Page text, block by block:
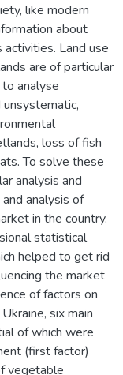
like modern
about
Land use
are of particular
analyse
loss of fish
To solve these
analysis and
analysis of
in the country.
statistical
helped to get rid
the market
of factors on
six main
of which were
(first factor)
vegetable